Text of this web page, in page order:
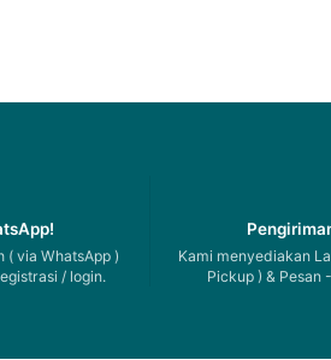
( via WhatsApp )
/ login.
Kami menyediakan
Pickup ) & Pesan